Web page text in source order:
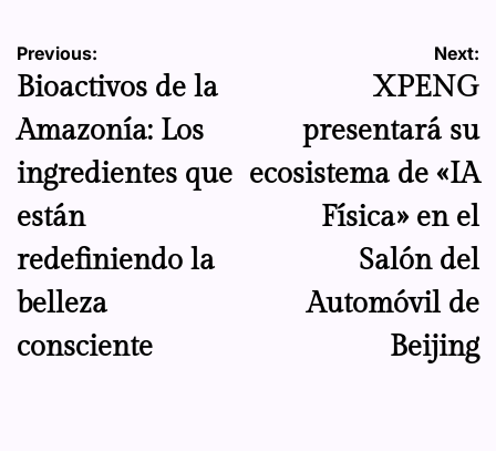
Navegación
de
entradas
Previous:
Bioactivos de la
Amazonía: Los
ingredientes que
están
redefiniendo la
belleza
consciente
Next:
XPENG
presentará su
ecosistema de «IA
Física» en el
Salón del
Automóvil de
Beijing